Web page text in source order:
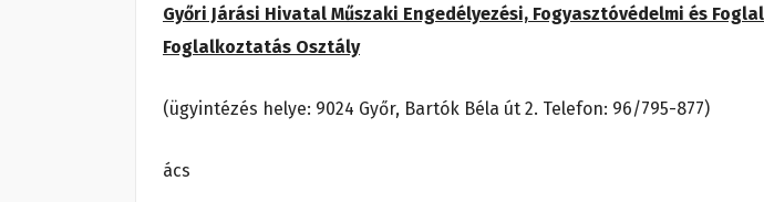
Győri Járási Hivatal Műszaki Engedélyezési, Fogyasztóvédelmi és
Foglalkoztatás Osztály
(ügyintézés helye: 9024 Győr, Bartók Béla út 2. Telefon: 96/795-877)
ács